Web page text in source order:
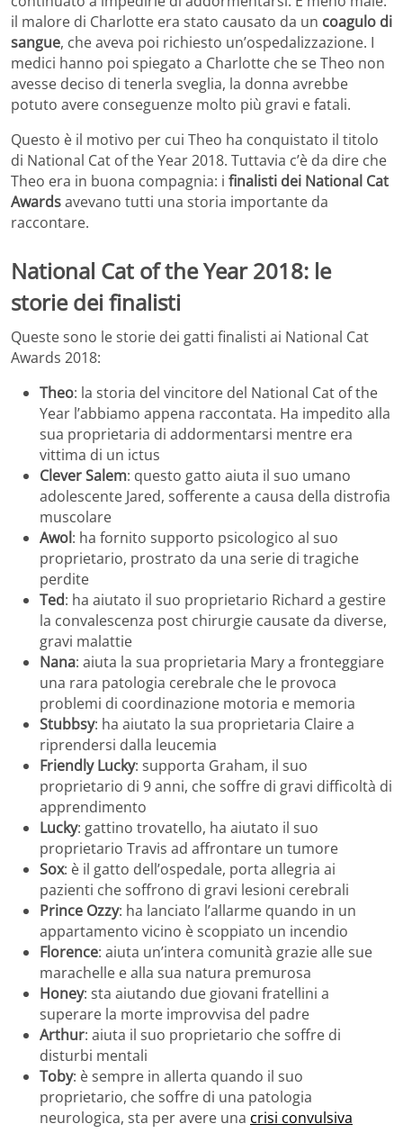
il malore di Charlotte era stato causato da un coagulo di
sangue, che aveva poi richiesto un’ospedalizzazione. I
medici hanno poi spiegato a Charlotte che se Theo non
avesse deciso di tenerla sveglia, la donna avrebbe
potuto avere conseguenze molto più gravi e fatali.
Questo è il motivo per cui Theo ha conquistato il titolo
di National Cat of the Year 2018. Tuttavia c’è da dire che
Theo era in buona compagnia: i finalisti dei National Cat
Awardsavevano tutti una storia importante da
raccontare.
National Cat of the Year 2018: le
storie dei finalisti
Queste sono le storie dei gatti finalisti ai National Cat
Awards 2018:
Theo: la storia del vincitore del National Cat of the
Year l’abbiamo appena raccontata. Ha impedito alla
sua proprietaria di addormentarsi mentre era
vittima di un ictus
Clever Salem: questo gatto aiuta il suo umano
adolescente Jared, sofferente a causa della distrofia
muscolare
Awol: ha fornito supporto psicologico al suo
proprietario, prostrato da una serie di tragiche
perdite
Ted: ha aiutato il suo proprietario Richard a gestire
la convalescenza post chirurgie causate da diverse,
gravi malattie
Nana: aiuta la sua proprietaria Mary a fronteggiare
una rara patologia cerebrale che le provoca
problemi di coordinazione motoria e memoria
Stubbsy: ha aiutato la sua proprietaria Claire a
riprendersi dalla leucemia
Friendly Lucky: supporta Graham, il suo
proprietario di 9 anni, che soffre di gravi difficoltà di
apprendimento
Lucky: gattino trovatello, ha aiutato il suo
proprietario Travis ad affrontare un tumore
Sox: è il gatto dell’ospedale, porta allegria ai
pazienti che soffrono di gravi lesioni cerebrali
Prince Ozzy: ha lanciato l’allarme quando in un
appartamento vicino è scoppiato un incendio
Florence: aiuta un’intera comunità grazie alle sue
marachelle e alla sua natura premurosa
Honey: sta aiutando due giovani fratellini a
superare la morte improvvisa del padre
Arthur: aiuta il suo proprietario che soffre di
disturbi mentali
Toby: è sempre in allerta quando il suo
proprietario, che soffre di una patologia
neurologica, sta per avere una crisi convulsiva